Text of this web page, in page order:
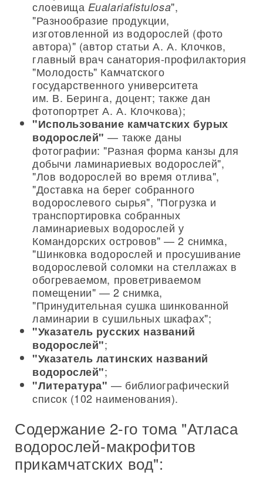
слоевища Eualariafistulosa",
"Разнообразие продукции,
изготовленной из водорослей (фото
автора)" (автор статьи А. А. Клочков,
главный врач санатория-профилактория
"Молодость" Камчатского
государственного университета
им. В. Беринга, доцент; также дан
фотопортрет А. А. Клочкова);
"Использование камчатских бурых
водорослей" — также даны
фотографии: "Разная форма канзы для
добычи ламинариевых водорослей",
"Лов водорослей во время отлива",
"Доставка на берег собранного
водорослевого сырья", "Погрузка и
транспортировка собранных
ламинариевых водорослей у
Командорских островов" — 2 снимка,
"Шинковка водорослей и просушивание
водорослевой соломки на стеллажах в
обогреваемом, проветриваемом
помещении" — 2 снимка,
"Принудительная сушка шинкованной
ламинарии в сушильных шкафах";
"Указатель русских названий
водорослей";
"Указатель латинских названий
водорослей";
"Литература" — библиографический
список (102 наименования).
Содержание 2-го тома "Атласа
водорослей-макрофитов
прикамчатских вод":